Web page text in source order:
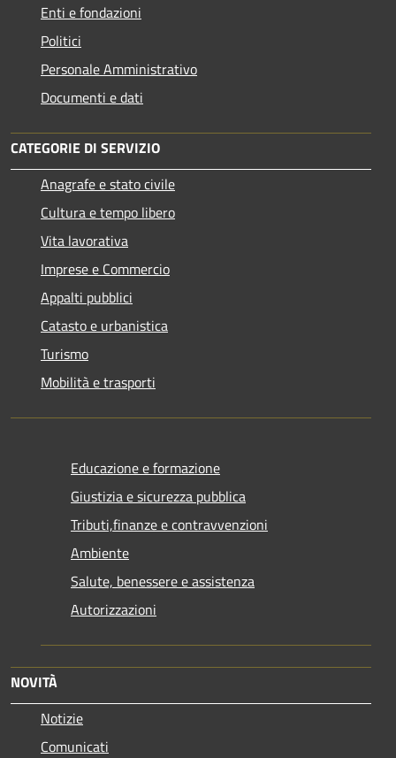
Enti e fondazioni
Politici
Personale Amministrativo
Documenti e dati
CATEGORIE DI SERVIZIO
Anagrafe e stato civile
Cultura e tempo libero
Vita lavorativa
Imprese e Commercio
Appalti pubblici
Catasto e urbanistica
Turismo
Mobilità e trasporti
Educazione e formazione
Giustizia e sicurezza pubblica
Tributi,finanze e contravvenzioni
Ambiente
Salute, benessere e assistenza
Autorizzazioni
NOVITÀ
Notizie
Comunicati